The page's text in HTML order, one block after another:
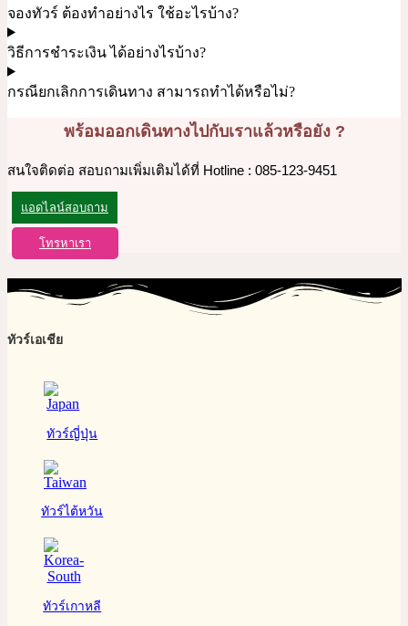
จองทัวร์ ต้องทำอย่างไร ใช้อะไรบ้าง?
วิธีการชำระเงิน ได้อย่างไรบ้าง?
กรณียกเลิกการเดินทาง สามารถทำได้หรือไม่?
พร้อมออกเดินทางไปกับเราแล้วหรือยัง ?
สนใจติดต่อ สอบถามเพิ่มเติมได้ที่ Hotline : 085-123-9451
แอดไลน์สอบถาม
โทรหาเรา
ทัวร์เอเชีย
ทัวร์ญี่ปุ่น
ทัวร์ไต้หวัน
ทัวร์เกาหลี